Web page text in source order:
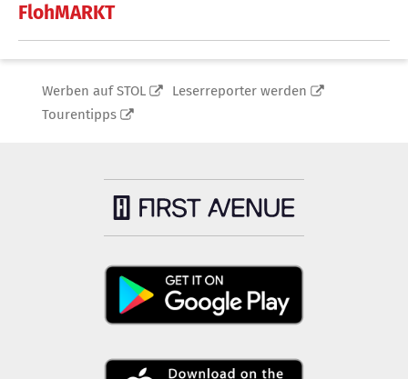
FlohMARKT
Werben auf STOL
Leserreporter werden
Tourentipps